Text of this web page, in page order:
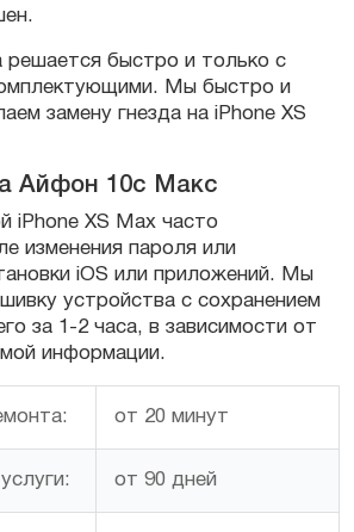
решается быстро и только с
Мы быстро и
замену гнезда на iPhone XS
Айфон 10с Макс
iPhone XS Max часто
изменения пароля или
iOS или приложений. Мы
устройства с сохранением
за 1-2 часа, в зависимости от
информации.
от 20 минут
от 90 дней